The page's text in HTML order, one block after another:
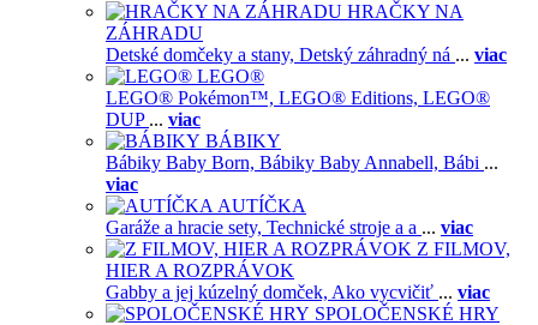
HRAČKY NA
ZÁHRADU
Detské domčeky a stany, Detský záhradný ná ... viac
LEGO®
LEGO® Pokémon™, LEGO® Editions, LEGO®
DUP ... viac
BÁBIKY
Bábiky Baby Born, Bábiky Baby Annabell, Bábi ...
viac
AUTÍČKA
Garáže a hracie sety, Technické stroje a a ... viac
Z FILMOV,
HIER A ROZPRÁVOK
Gabby a jej kúzelný domček, Ako vycvičiť ... viac
SPOLOČENSKÉ HRY